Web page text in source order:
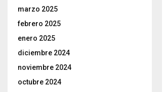
marzo 2025
febrero 2025
enero 2025
diciembre 2024
noviembre 2024
octubre 2024